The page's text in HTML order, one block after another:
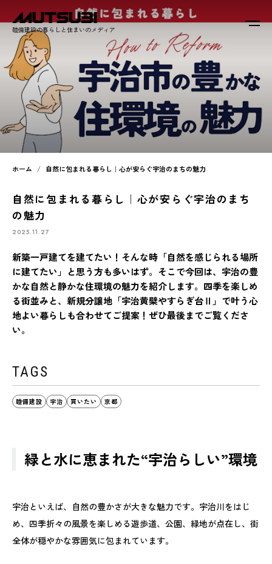
睦備建設の暮らしと住まいのメディア
ホーム 自然に包まれる暮らし｜心が安らぐ宇治のまちの魅力
自然に包まれる暮らし｜心が安らぐ宇治のまち
の魅力
2025.11.27
新築一戸建てを建てたい！そんな時「自然を感じられる場所
に建てたい」と思う方も多いはず。そこで今回は、宇治の豊
かな自然と静かな住環境の魅力を紹介します。四季を楽しめ
る街並みと、新規分譲地「宇治黄檗やすらぎ台Ⅱ」で叶う心
地よい暮らしも合わせてご提案！ぜひ最後までご覧くださ
い。
TAGS
睦備建設 宇治 買いたい 京都
緑と水に恵まれた“宇治らしい”環境
宇治といえば、自然の豊かさが大きな魅力です。宇治川をはじ
め、四季折々の風景を楽しめる遊歩道、公園、緑地が点在し、街
全体が穏やかな雰囲気に包まれています。